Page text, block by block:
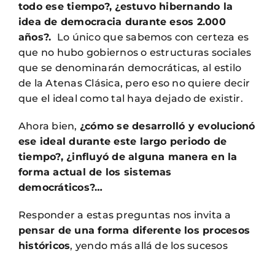
todo ese tiempo?, ¿estuvo hibernando la
idea de democracia durante esos 2.000
años?. Lo único que sabemos con certeza es
que no hubo gobiernos o estructuras sociales
que se denominarán democráticas, al estilo
de la Atenas Clásica, pero eso no quiere decir
que el ideal como tal haya dejado de existir.
Ahora bien, ¿cómo se desarrolló y evolucionó
ese ideal durante este largo periodo de
tiempo?, ¿influyó de alguna manera en la
forma actual de los sistemas
democráticos?…
Responder a estas preguntas nos invita a
pensar de una forma diferente los procesos
históricos, yendo más allá de los sucesos